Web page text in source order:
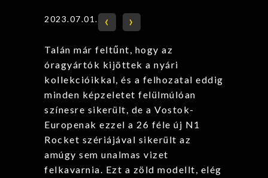
2023.07.01. ‹ ›
Talán már feltűnt, hogy az
óragyártók kijöttek a nyári
kollekcióikkal, és a felhozatal eddig
minden képzeletet felülmúlóan
színesre sikerült, de a Vostok-
Europenak ezzel a 26 féle új N1
Rocket szériájával sikerült az
amúgy sem unalmas vizet
felkavarnia. Ezt a zöld modellt, elég